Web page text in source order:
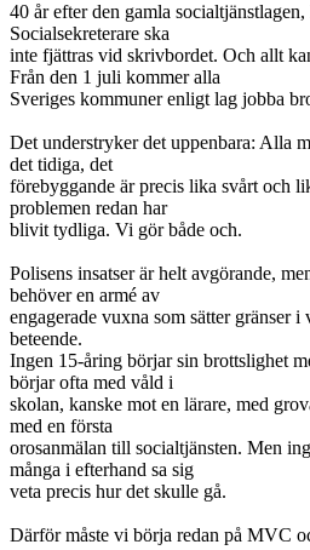
40 år efter den gamla
Socialsekreterare ska
inte fjättras vid skrivbordet. Och allt
Från den 1 juli kommer alla
Sveriges kommuner enligt lag jobba
Det understryker det uppenbara: Alla
det tidiga, det
förebyggande är precis lika svårt och
problemen redan har
blivit tydliga. Vi gör både och.
Polisens insatser är helt avgörande,
behöver en armé av
engagerade vuxna som sätter gränser
beteende.
Ingen 15-åring börjar sin brottslighet
börjar ofta med våld i
skolan, kanske mot en lärare, med
med en första
orosanmälan till socialtjänsten. Men
många i efterhand sa sig
veta precis hur det skulle gå.
Därför måste vi börja redan på MVC